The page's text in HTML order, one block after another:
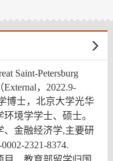
Saint-Petersburg
，2022.9-
博士，北京大学光华
境学学士、硕士。
、金融经济学,主要研
2321-8374.